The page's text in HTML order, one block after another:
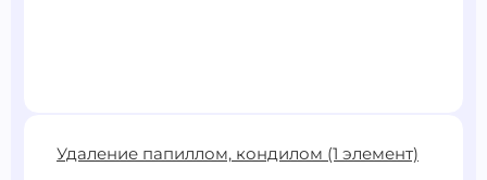
1600 ₽
Удаление папиллом, кондилом (1 элемент)